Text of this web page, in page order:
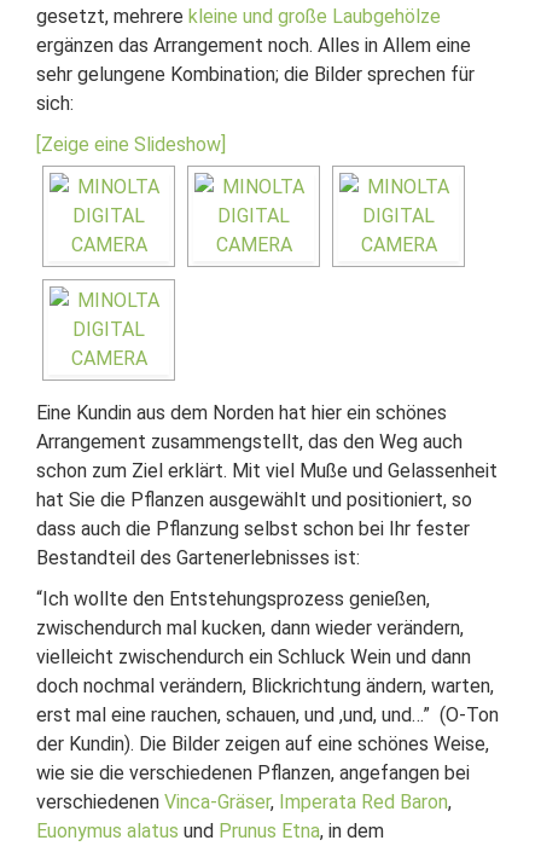
gesetzt, mehrere kleine und große Laubgehölze
ergänzen das Arrangement noch. Alles in Allem eine
sehr gelungene Kombination; die Bilder sprechen für
sich:
[Zeige eine Slideshow]
Eine Kundin aus dem Norden hat hier ein schönes
Arrangement zusammengstellt, das den Weg auch
schon zum Ziel erklärt. Mit viel Muße und Gelassenheit
hat Sie die Pflanzen ausgewählt und positioniert, so
dass auch die Pflanzung selbst schon bei Ihr fester
Bestandteil des Gartenerlebnisses ist:
“Ich wollte den Entstehungsprozess genießen,
zwischendurch mal kucken, dann wieder verändern,
vielleicht zwischendurch ein Schluck Wein und dann
doch nochmal verändern, Blickrichtung ändern, warten,
erst mal eine rauchen, schauen, und ,und, und…” (O-Ton
der Kundin). Die Bilder zeigen auf eine schönes Weise,
wie sie die verschiedenen Pflanzen, angefangen bei
verschiedenen Vinca-Gräser, Imperata Red Baron,
Euonymus alatus und Prunus Etna, in dem